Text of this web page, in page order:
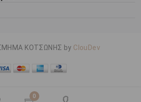
0
ΚΟΤΣΩΝΗΣ by ClouDev